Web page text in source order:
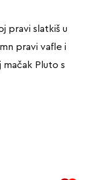
pravi slatkiš u
pravi vafle i
mačak Pluto s